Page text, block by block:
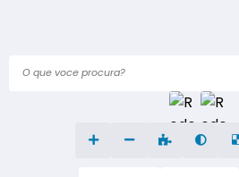
O que voce procura?